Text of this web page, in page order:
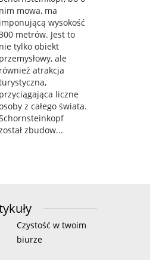
nim mowa, ma
imponującą wysokość
metrów. Jest to
nie tylko obiekt
przemysłowy, ale
również atrakcja
przyciągająca liczne
z całego świata.
zbudow...
Czystość w twoim
biurze